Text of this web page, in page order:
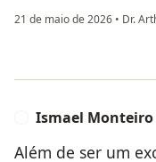
21 de maio de 2026 • Dr.
Ismael Monteiro
Além de ser um